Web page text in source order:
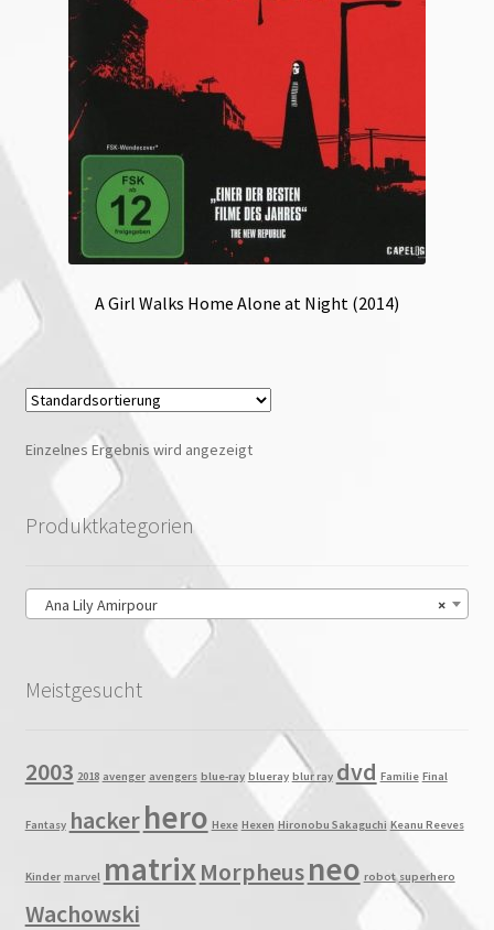
A Girl Walks Home Alone at Night (2014)
Einzelnes Ergebnis wird angezeigt
Produktkategorien
×
Ana Lily Amirpour
Meistgesucht
2003 2018 avenger avengers blue-ray blueray blur ray dvd Familie Final
Fantasy hackerhero Hexe Hexen Hironobu Sakaguchi Keanu Reeves
Kinder marvel matrixMorpheusneo robot superhero
Wachowski